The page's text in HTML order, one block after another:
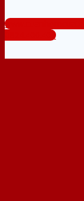
0824.400.400